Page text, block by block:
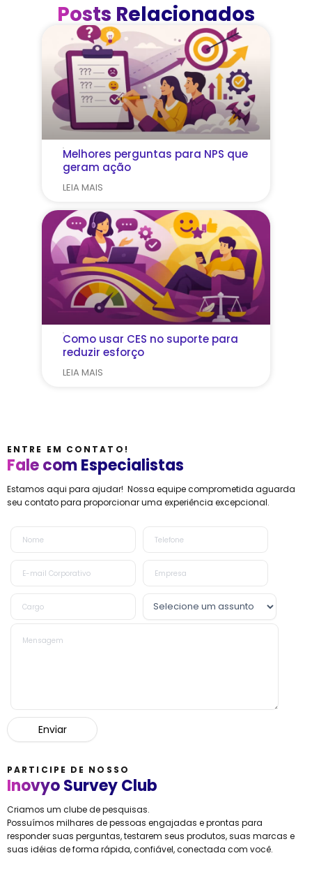
Posts Relacionados
Melhores perguntas para NPS que
geram ação
LEIA MAIS
Como usar CES no suporte para
reduzir esforço
LEIA MAIS
ENTRE EM CONTATO!
Fale com Especialistas
Estamos aqui para ajudar! Nossa equipe comprometida aguarda
seu contato para proporcionar uma experiência excepcional.
PARTICIPE DE NOSSO
Inovyo Survey Club
Criamos um clube de pesquisas.
Possuímos milhares de pessoas engajadas e prontas para
responder suas perguntas, testarem seus produtos, suas marcas e
suas idéias de forma rápida, confiável, conectada com você.